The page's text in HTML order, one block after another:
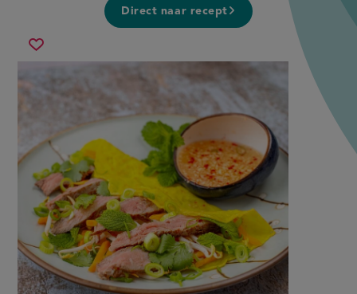
Direct naar recept
Sla
banh
xeo